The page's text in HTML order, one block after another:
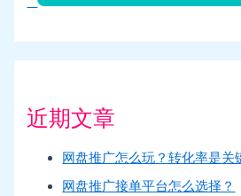
近期文章
网盘推广怎么玩？转化率是关
网盘推广接单平台怎么选择？